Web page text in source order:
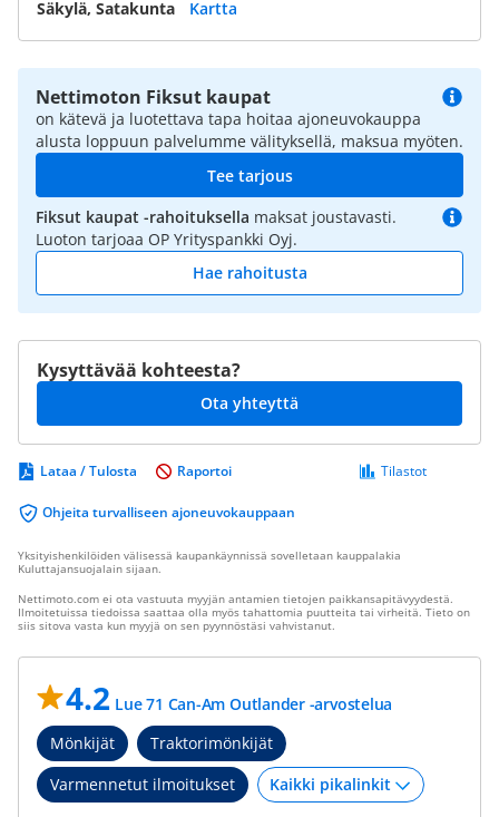
Säkylä, Satakunta
Kartta
Nettimoton Fiksut kaupat
on kätevä ja luotettava tapa hoitaa ajoneuvokauppa
alusta loppuun palvelumme välityksellä, maksua myöten.
Tee tarjous
Fiksut kaupat -rahoituksella maksat joustavasti.
Luoton tarjoaa OP Yrityspankki Oyj.
Hae rahoitusta
Kysyttävää kohteesta?
Ota yhteyttä
Lataa / Tulosta
Ohjeita turvalliseen ajoneuvokauppaan
Tilastot
Raportoi
Yksityishenkilöiden välisessä kaupankäynnissä sovelletaan kauppalakia
Kuluttajansuojalain sijaan.
Nettimoto.com ei ota vastuuta myyjän antamien tietojen paikkansapitävyydestä.
Ilmoitetuissa tiedoissa saattaa olla myös tahattomia puutteita tai virheitä. Tieto on
siis sitova vasta kun myyjä on sen pyynnöstäsi vahvistanut.
4.2 Lue 71 Can-Am Outlander -arvostelua
Mönkijät
Traktorimönkijät
Varmennetut ilmoitukset